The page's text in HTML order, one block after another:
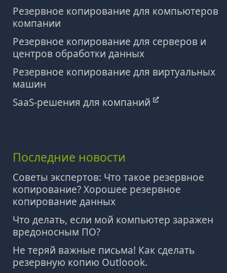
Резервное копирование для компьютеров
компании
Резервное копирование для серверов и
центров обработки данных
Резервное копирование для виртуальных
машин
SaaS-решения для компаний
Последние новости
Советы экспертов: Что такое резервное
копирование? Хорошее резервное
копирование данных
Что делать, если мой компьютер заражен
вредоносным ПО?
Не теряй важные письма! Как сделать
резервную копию Outloook.